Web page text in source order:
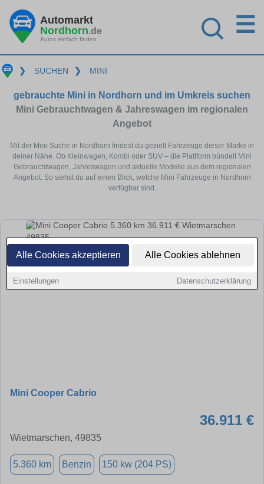
Alle Cookies akzeptieren Alle Cookies ablehnen
Einstellungen Datenschutzerklärung
Automarkt
Nordhorn.de
Autos einfach finden
☰
❯ SUCHEN ❯ MINI
gebrauchte Mini in Nordhorn und im Umkreis suchen
Mini Gebrauchtwagen & Jahreswagen im regionalen
Angebot
Mit der Mini-Suche in Nordhorn findest du gezielt Fahrzeuge dieser Marke in
deiner Nähe. Ob Kleinwagen, Kombi oder SUV – die Plattform bündelt Mini
Gebrauchtwagen, Jahreswagen und aktuelle Modelle aus dem regionalen
Angebot. So siehst du auf einen Blick, welche Mini Fahrzeuge in Nordhorn
verfügbar sind.
Mini Cooper Cabrio
36.911 €
Wietmarschen, 49835
5.360 km Benzin 150 kw (204 PS)